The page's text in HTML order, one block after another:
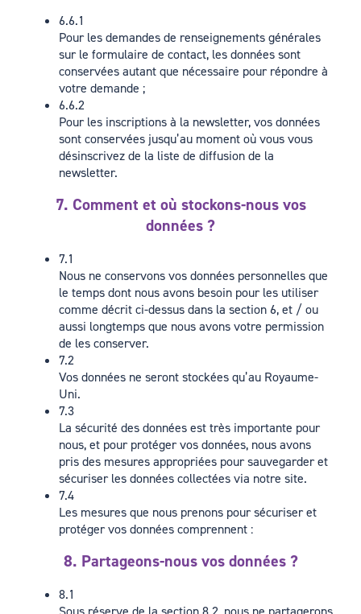
6.6.1
Pour les demandes de renseignements générales
sur le formulaire de contact, les données sont
conservées autant que nécessaire pour répondre à
votre demande ;
6.6.2
Pour les inscriptions à la newsletter, vos données
sont conservées jusqu’au moment où vous vous
désinscrivez de la liste de diffusion de la
newsletter.
7. Comment et où stockons-nous vos
données ?
7.1
Nous ne conservons vos données personnelles que
le temps dont nous avons besoin pour les utiliser
comme décrit ci-dessus dans la section 6, et / ou
aussi longtemps que nous avons votre permission
de les conserver.
7.2
Vos données ne seront stockées qu’au Royaume-
Uni.
7.3
La sécurité des données est très importante pour
nous, et pour protéger vos données, nous avons
pris des mesures appropriées pour sauvegarder et
sécuriser les données collectées via notre site.
7.4
Les mesures que nous prenons pour sécuriser et
protéger vos données comprennent :
8. Partageons-nous vos données ?
8.1